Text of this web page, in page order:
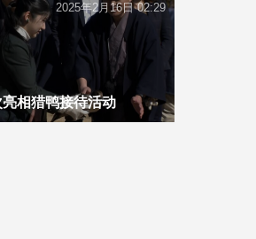
相猎鸭接待活动
2025年2月16日 02:29